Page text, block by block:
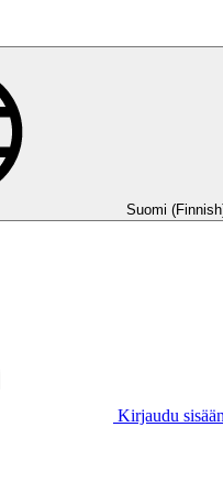
Suomi
Kirjaudu